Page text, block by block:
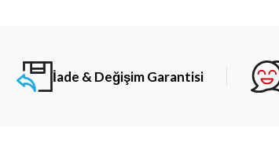
İade & Değişim Garantisi